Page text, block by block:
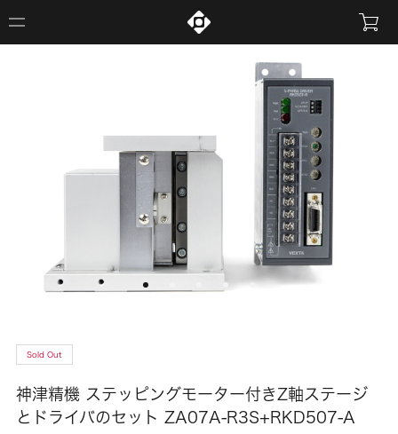
Sold Out
神津精機 ステッピングモーター付きZ軸ステージ
とドライバのセット ZA07A-R3S+RKD507-A